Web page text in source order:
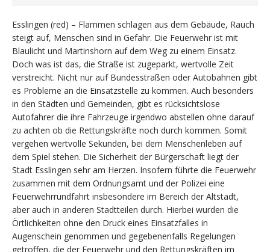
Esslingen (red) – Flammen schlagen aus dem Gebäude, Rauch
steigt auf, Menschen sind in Gefahr. Die Feuerwehr ist mit
Blaulicht und Martinshorn auf dem Weg zu einem Einsatz.
Doch was ist das, die Straße ist zugeparkt, wertvolle Zeit
verstreicht. Nicht nur auf Bundesstraßen oder Autobahnen gibt
es Probleme an die Einsatzstelle zu kommen. Auch besonders
in den Städten und Gemeinden, gibt es rücksichtslose
Autofahrer die ihre Fahrzeuge irgendwo abstellen ohne darauf
zu achten ob die Rettungskräfte noch durch kommen. Somit
vergehen wertvolle Sekunden, bei dem Menschenleben auf
dem Spiel stehen. Die Sicherheit der Bürgerschaft liegt der
Stadt Esslingen sehr am Herzen. Insofern führte die Feuerwehr
zusammen mit dem Ordnungsamt und der Polizei eine
Feuerwehrrundfahrt insbesondere im Bereich der Altstadt,
aber auch in anderen Stadtteilen durch. Hierbei wurden die
Örtlichkeiten ohne den Druck eines Einsatzfalles in
Augenschein genommen und gegebenenfalls Regelungen
getroffen, die der Feuerwehr und den Rettungskräften im